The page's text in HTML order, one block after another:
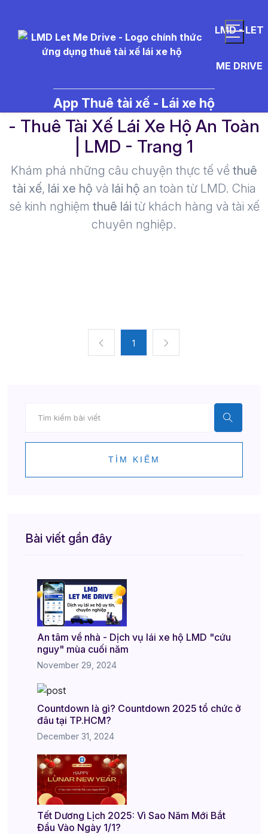
LMD - LET
ME DRIVE
App Thuê tài xế - Lái xe hộ
- Thuê Tài Xế Lái Xe Hộ An Toàn
| LMD - Trang 1​
Khám phá những câu chuyện thực tế về thuê
tài xế, lái xe hộ và lái hộ an toàn từ LMD. Chia
sẻ kinh nghiệm thuê lái từ khách hàng và tài xế
chuyên nghiệp.
1
TÌM KIẾM
Bài viết gần đây
An tâm về nhà - Dịch vụ lái xe hộ LMD "cứu
nguy" mùa cuối năm
November 29, 2024
Countdown là gì? Countdown 2025 tổ chức ở
đâu tại TP.HCM?
December 31, 2024
Tết Dương Lịch 2025: Vì Sao Năm Mới Bắt
Đầu Vào Ngày 1/1?